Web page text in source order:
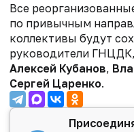
Все
по привычным
коллективы будут
руководители
Алексей Кубанов,
Сергей Царенко.